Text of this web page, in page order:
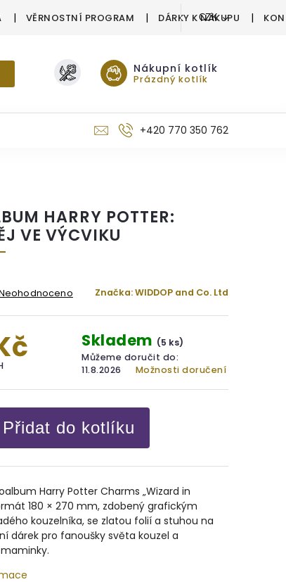
VĚRNOSTNÍ PROGRAM DÁRKY K NÁKUPU
CZK
Nákupní kotlík
Prázdný kotlík
+420 770 350 762
HARRY POTTER:
VE VÝCVIKU
Značka:WIDDOP and Co. Ltd
Skladem (5 ks)
Můžeme doručit do:
11.8.2026
Možnosti doručení
Přidat do kotlíku
Harry Potter Charms „Wizard in
180 × 270 mm, zdobený grafickým
kouzelníka, se zlatou folií a stuhou na
dárek pro fanoušky světa kouzel a